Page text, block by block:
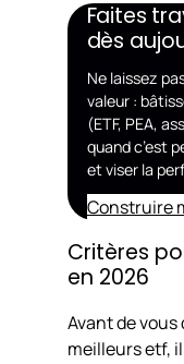
Faites
dès
Ne laissez
valeur :
(ETF, PEA,
quand c’est
et viser la
Construire
Critères
en 2026
Avant de
meilleurs etf,